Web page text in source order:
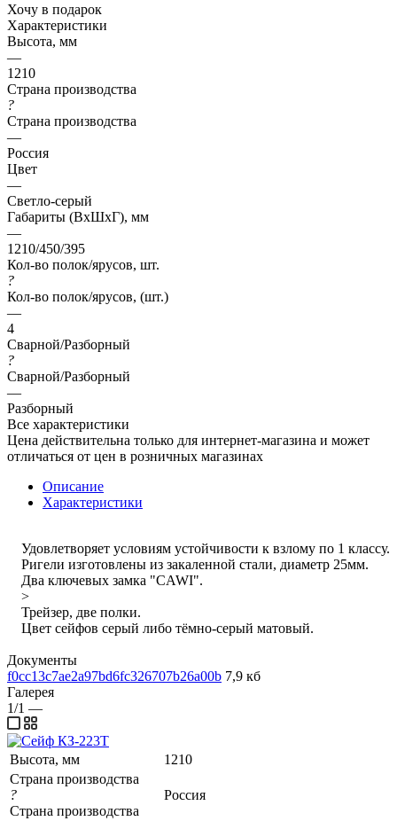
Хочу в подарок
Характеристики
Высота, мм
—
1210
Страна производства
?
Страна производства
—
Россия
Цвет
—
Светло-серый
Габариты (ВхШхГ), мм
—
1210/450/395
Кол-во полок/ярусов, шт.
?
Кол-во полок/ярусов, (шт.)
—
4
Сварной/Разборный
?
Сварной/Разборный
—
Разборный
Все характеристики
Цена действительна только для интернет-магазина и может
отличаться от цен в розничных магазинах
Описание
Характеристики
Удовлетворяет условиям устойчивости к взлому по 1 классу.
Ригели изготовлены из закаленной стали, диаметр 25мм.
Два ключевых замка "CAWI".
>
Трейзер, две полки.
Цвет сейфов серый либо тёмно-серый матовый.
Документы
f0cc13c7ae2a97bd6fc326707b26a00b 7,9 кб
Галерея
1/1 —
Высота, мм
1210
Страна производства
?
Страна производства
Россия